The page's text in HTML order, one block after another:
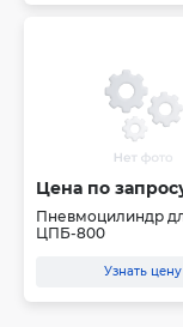
Цена по
Пневмоцилиндр
ЦПБ-800
Узнать цену